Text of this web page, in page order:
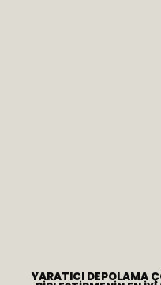
YARATICI DEPOLAMA